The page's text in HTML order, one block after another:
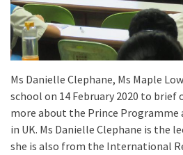
Ms Danielle Clephane, Ms Maple
school on 14 February 2020 to brief
more about the Prince
in UK. Ms Danielle Clephane is the
she is also from the International